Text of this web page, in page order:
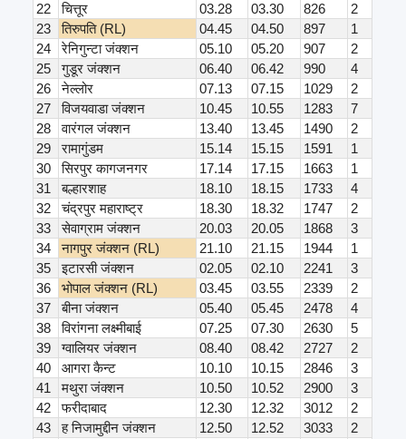
22
चित्तूर 03.28 03.30 826
2
23
तिरुपति (RL) 04.45 04.50 897
1
24
रेनिगुन्टा जंक्शन 05.10 05.20 907
2
25
गुडूर जंक्शन 06.40 06.42 990
4
26
नेल्लोर 07.13 07.15 1029
2
27
विजयवाडा जंक्शन 10.45 10.55 1283
7
28
वारंगल जंक्शन 13.40 13.45 1490
2
29
रामागुंडम 15.14 15.15 1591
1
30
सिरपुर कागजनगर 17.14 17.15 1663
1
31
बल्हारशाह 18.10 18.15 1733
4
32
चंद्रपुर महाराष्ट्र 18.30 18.32 1747
2
33
सेवाग्राम जंक्शन 20.03 20.05 1868
3
34
नागपुर जंक्शन (RL) 21.10 21.15 1944
1
35
इटारसी जंक्शन 02.05 02.10 2241
3
36
भोपाल जंक्शन (RL) 03.45 03.55 2339
2
37
बीना जंक्शन 05.40 05.45 2478
4
38
विरांगना लक्ष्मीबाई 07.25 07.30 2630
5
39
ग्वालियर जंक्शन 08.40 08.42 2727
2
40
आगरा कैन्ट 10.10 10.15 2846
3
41
मथुरा जंक्शन 10.50 10.52 2900
3
42
फरीदाबाद 12.30 12.32 3012
2
43
ह निजामुद्दीन जंक्शन 12.50 12.52 3033
2